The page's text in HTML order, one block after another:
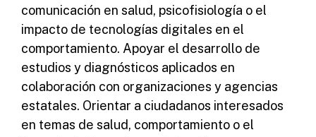
comunicación en salud, psicofisiología o el
impacto de tecnologías digitales en el
comportamiento. Apoyar el desarrollo de
estudios y diagnósticos aplicados en
colaboración con organizaciones y agencias
estatales. Orientar a ciudadanos interesados
en temas de salud, comportamiento o el